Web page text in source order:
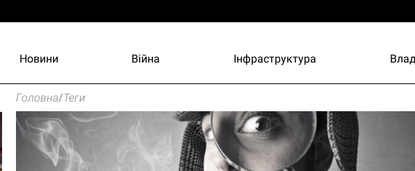
Новини Війна Інфраструктура
Головна/Теги